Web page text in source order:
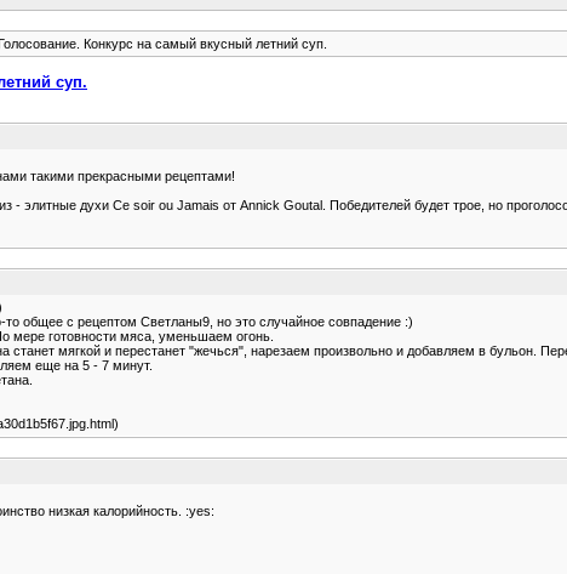
Конкурс на самый вкусный летний суп.
суп.
такими прекрасными рецептами!
элитные духи Ce soir ou Jamais от Annick Goutal. Победителей будет трое, но
общее с рецептом Светланы9, но это случайное совпадение :)
мере готовности мяса, уменьшаем огонь.
мягкой и перестанет "жечься", нарезаем произвольно и добавляем в бульон.
еще на 5 - 7 минут.
низкая калорийность. :yes: